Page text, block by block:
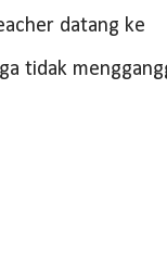
datang ke
tidak